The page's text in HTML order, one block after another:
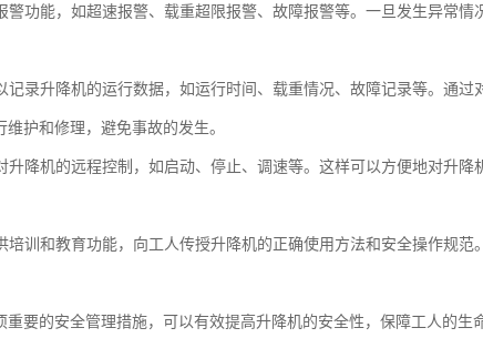
功能，如超速报警、载重超限报警、故障报警等。一旦发生异常情
记录升降机的运行数据，如运行时间、载重情况、故障记录等。通过
护和修理，避免事故的发生。
升降机的远程控制，如启动、停止、调速等。这样可以方便地对升降
培训和教育功能，向工人传授升降机的正确使用方法和安全操作规范
要的安全管理措施，可以有效提高升降机的安全性，保障工人的生